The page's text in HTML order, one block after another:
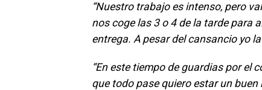
“Nuestro trabajo es intenso, pero
nos coge las 3 o 4 de la tarde para
entrega. A pesar del cansancio yo
“En este tiempo de guardias por el
que todo pase quiero estar un buen